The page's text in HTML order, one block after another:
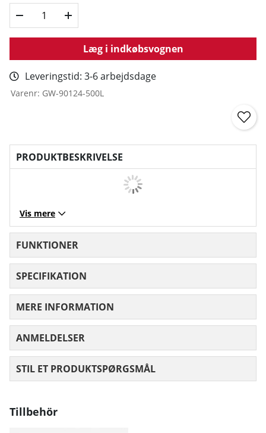
Læg i indkøbsvognen
Leveringstid: 3-6 arbejdsdage
Varenr: GW-90124-500L
PRODUKTBESKRIVELSE
Vis mere
FUNKTIONER
SPECIFIKATION
MERE INFORMATION
ANMELDELSER
STIL ET PRODUKTSPØRGSMÅL
Tillbehör